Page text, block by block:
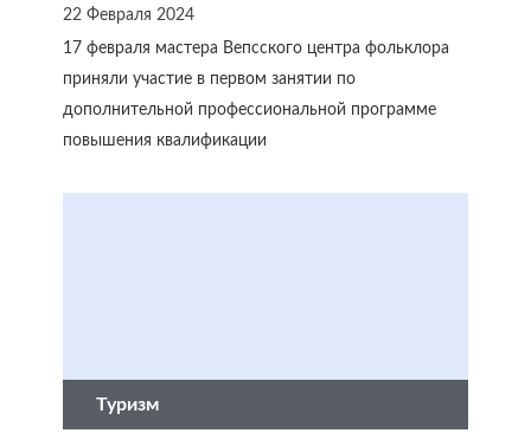
22 Февраля 2024
17 февраля мастера Вепсского центра фольклора
приняли участие в первом занятии по
дополнительной профессиональной программе
повышения квалификации
Туризм